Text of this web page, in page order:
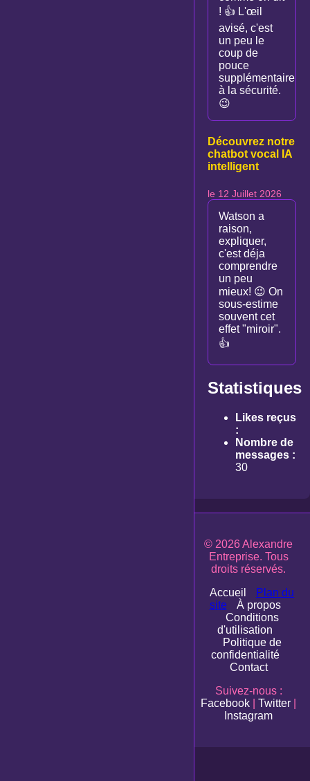
! 👍 L'œil
avisé, c'est
un peu le
coup de
pouce
supplémentaire
à la sécurité.
😉
Découvrez notre
chatbot vocal IA
intelligent
le 12 Juillet 2026
Watson a
raison,
expliquer,
c'est déja
comprendre
un peu
mieux! 😉 On
sous-estime
souvent cet
effet "miroir".
👍
Statistiques
Likes reçus
:
Nombre de
messages :
30
© 2026 Alexandre
Entreprise. Tous
droits réservés.
Accueil
Plan du
site
À propos
Conditions
d'utilisation
Politique de
confidentialité
Contact
Suivez-nous :
Facebook
Twitter
Instagram